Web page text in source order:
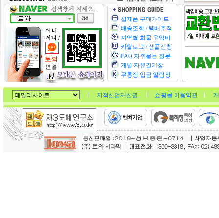
샵제품 구매가이드
배송조회 / 택배추적
지역별 화물 운임비
카탈로그 / 샘플신청
FAQ 자주묻는 질문
개별 자유결제창
무통장 입금 알림장
지적산업재산권 쇼핑몰 이용약관